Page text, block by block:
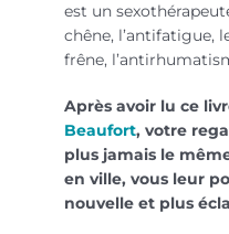
est un
chêne, l’antifatigue,
frêne,
Après avoir lu ce
Beaufort, votre
plus jamais le
en ville, vous leur
nouvelle et plus